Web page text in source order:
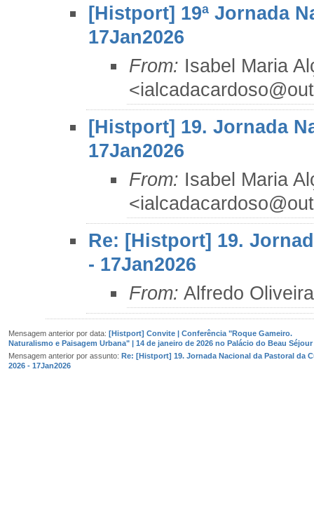
[Histport] 19ª Jornada
17Jan2026
From: Isabel Maria
[Histport] 19. Jornada
17Jan2026
From: Isabel Maria
Re: [Histport] 19.
- 17Jan2026
From: Alfredo
Mensagem anterior por data: [Histport] Convite | Conferência "Roque Gameiro.
Naturalismo e Paisagem Urbana" | 14 de janeiro de 2026 no Palácio do Beau Séjour
Mensagem anterior por assunto: Re: [Histport] 19. Jornada Nacional da Pastoral da
2026 - 17Jan2026